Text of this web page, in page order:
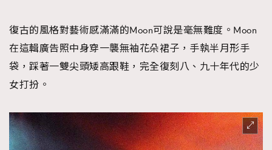
復古的風格對藝術感滿滿的Moon可說是毫無難度。Moon
在這輯廣告照中身穿一襲無袖花朵裙子，手執半月形手
袋，踩著一雙尖頭矮高跟鞋，完全復刻八、九十年代的少
女打扮。